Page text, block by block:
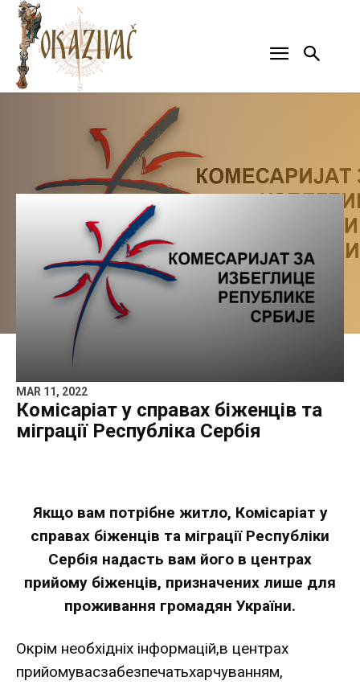
MAR 11, 2022
Комісаріат у справах біженців та
міграції Республіка Сербія
Якщо вам потрібне житло, Комісаріат у
справах біженців та міграції Республіки
Сербія надасть вам його в центрах
прийому біженців, призначених лише для
проживання громадян України.
Окрім необхідніх інформацій,в центрах
прийомувасзабезпечатьхарчуванням,